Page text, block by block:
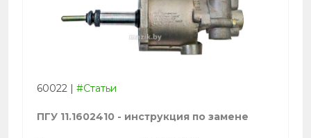
60022 | #Статьи
ПГУ 11.1602410 - инструкция по замене